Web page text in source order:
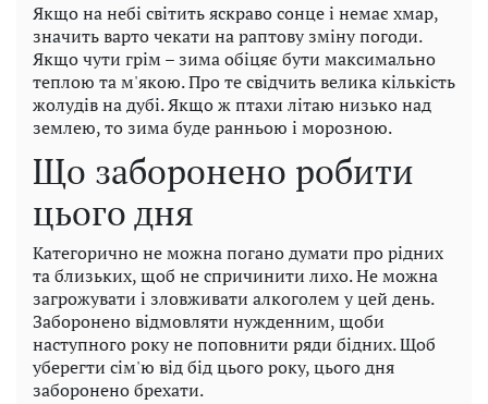
Якщо на небі світить яскраво сонце і немає хмар,
значить варто чекати на раптову зміну погоди.
Якщо чути грім – зима обіцяє бути максимально
теплою та м'якою. Про те свідчить велика кількість
жолудів на дубі. Якщо ж птахи літаю низько над
землею, то зима буде ранньою і морозною.
Що заборонено робити
цього дня
Категорично не можна погано думати про рідних
та близьких, щоб не спричинити лихо. Не можна
загрожувати і зловживати алкоголем у цей день.
Заборонено відмовляти нужденним, щоби
наступного року не поповнити ряди бідних. Щоб
уберегти сім'ю від бід цього року, цього дня
заборонено брехати.